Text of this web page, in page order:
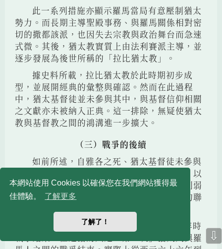
本網站使用 Cookies 以確保您在我們網站獲得最
佳體驗。
了解更多
了解了！
此一系列措施亦顯示羅馬當局有意壓制猶太
勢力。而長期主導聖殿事務、與羅馬關係相對密
切的撒都該派，也因失去宗教與政治舞台而急速
式微。其後，猶太教實質上由法利賽派主導，並
逐步發展為後世所稱的「拉比猶太教」。
據史料所載，拉比猶太教於此時期初步成
型，並展開經典的彙整與確認。然而在此過程
中，猶太基督徒並未參與其中，與基督信仰相關
之文獻亦未被納入正典。這一排除，無疑使猶太
教與基督教之間的鴻溝進一步擴大。
（三）戰爭的後續
如前所述，自雅各之死、猶太基督徒未參與
對羅馬戰爭、第二聖殿遭毀、耶路撒冷荒廢、以
至於拉比猶太教初步成型，種種事件皆持續削弱
猶太基督徒與猶太教徒作為同一宗教共同體的聯
此外，雖然如同前文所述，西元七十四年時
戰爭結束，但這指的只是「第一次」猶太人與羅
⇩